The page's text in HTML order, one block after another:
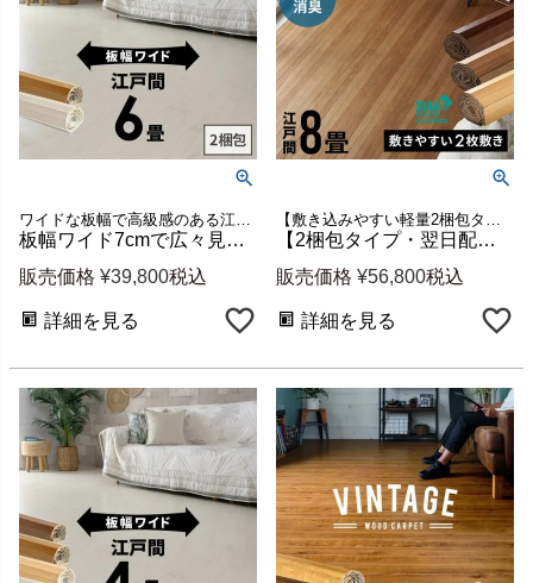
ワイドな板幅で高級感のある江戸間6畳用ウッドカーペット
板幅ワイド7cmで広々見える軽量ウッドカーペット GA-70 江戸間6畳用 約260×350cm (2梱包・低ホルマリン) [GA-70-E60-2PCS]
販売価格 ¥39,800税込
詳細を見る
【敷き込みやすい軽量2梱包タイプだから女性にオススメ】【抗菌加工と低ホルマリン仕様でお子様にも安心】江戸間8畳用フローリングカーペット 新生活
【2梱包タイプ・翌日配達対応品】抗菌加工ウッドカーペットTU-90シリーズ江戸間8畳用約350×350cm（※約175×350cm2本セット）
販売価格 ¥56,800税込
詳細を見る